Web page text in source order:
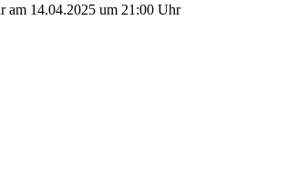
am 14.04.2025 um 21:00 Uhr